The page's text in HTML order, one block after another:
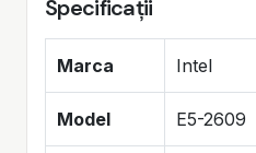
Specificații
Marca Intel
Model E5-2609